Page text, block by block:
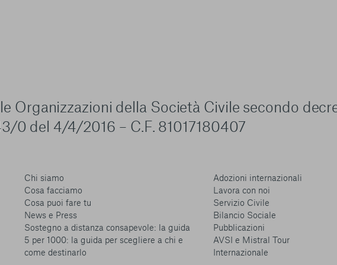
Organizzazioni della Società Civile secondo
0 del 4/4/2016 – C.F. 81017180407
Chi siamo
Cosa facciamo
Cosa puoi fare tu
News e Press
Sostegno a distanza consapevole: la guida
5 per 1000: la guida per scegliere a chi e
come destinarlo
Adozioni internazionali
Lavora con noi
Servizio Civile
Bilancio Sociale
Pubblicazioni
AVSI e Mistral Tour
Internazionale